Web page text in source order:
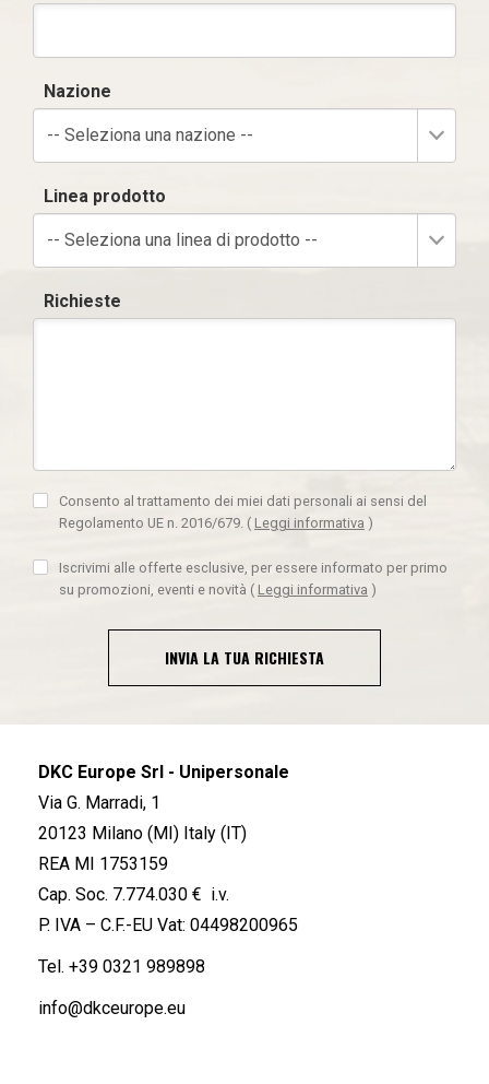
Nazione
-- Seleziona una nazione --
Linea prodotto
-- Seleziona una linea di prodotto --
Richieste
Consento al trattamento dei miei dati personali ai sensi del
Regolamento UE n. 2016/679. ( Leggi informativa )
Iscrivimi alle offerte esclusive, per essere informato per primo
su promozioni, eventi e novità ( Leggi informativa )
INVIA LA TUA RICHIESTA
DKC Europe Srl - Unipersonale
Via G. Marradi, 1
20123 Milano (MI) Italy (IT)
REA MI 1753159
Cap. Soc. 7.774.030 € i.v.
P. IVA – C.F.-EU Vat: 04498200965
Tel. +39 0321 989898
info@dkceurope.eu